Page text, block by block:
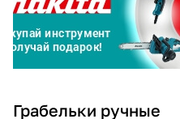
Грабельки ручные
оплатуна
без переплат
График платежей